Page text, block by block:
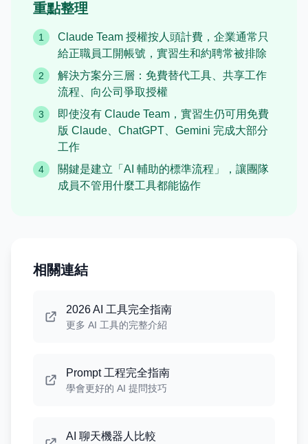
重點整理
1
Claude Team 授權按人頭計費，企業通常只
給正職員工開帳號，實習生和約聘常被排除
2
解決方案分三層：免費替代工具、共享工作
流程、向公司爭取授權
3
即使沒有 Claude Team，實習生仍可用免費
版 Claude、ChatGPT、Gemini 完成大部分
工作
4
關鍵是建立「AI 輔助的標準流程」，讓團隊
成員不管用什麼工具都能協作
相關連結
2026 AI 工具完全指南
更多 AI 工具的完整介紹
Prompt 工程完全指南
學會更好的 AI 提問技巧
AI 聊天機器人比較